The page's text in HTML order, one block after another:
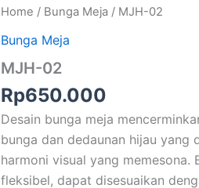
Home / Bunga Meja / MJH-02
Bunga Meja
MJH-02
Rp650.000
Desain bunga meja
bunga dan dedaunan hijau
harmoni visual yang memesona.
fleksibel, dapat disesuaikan
MJH-
quantity